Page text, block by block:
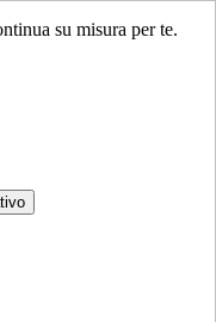
su misura per te.